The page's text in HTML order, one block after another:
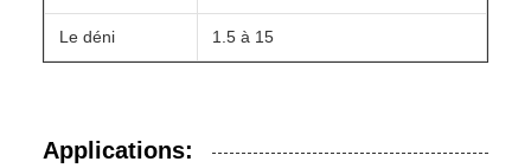
Le déni 1.5 à 15
Applications: